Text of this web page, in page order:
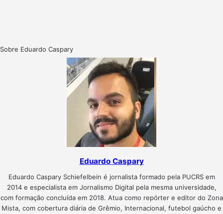
Sobre Eduardo Caspary
Eduardo Caspary
Eduardo Caspary Schiefelbein é jornalista formado pela PUCRS em
2014 e especialista em Jornalismo Digital pela mesma universidade,
com formação concluída em 2018. Atua como repórter e editor do Zona
Mista, com cobertura diária de Grêmio, Internacional, futebol gaúcho e